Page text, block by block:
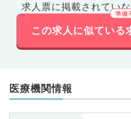
求人票に掲載されてい
この求人に似ている
医療機関情報